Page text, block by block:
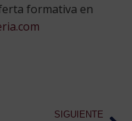
formativa en
SIGUIENTE